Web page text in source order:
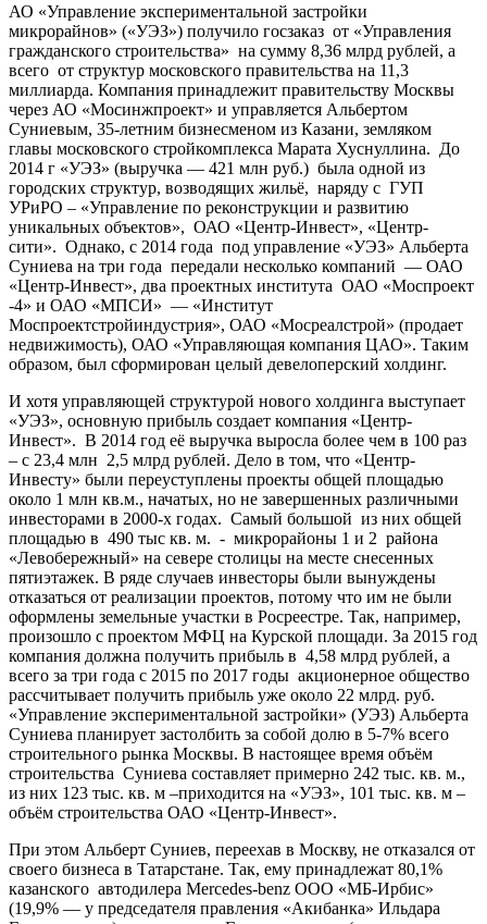
АО «Управление экспериментальной застройки
микрорайнов» («УЭЗ») получило госзаказ от «Управления
гражданского строительства» на сумму 8,36 млрд рублей, а
всего от структур московского правительства на 11,3
миллиарда. Компания принадлежит правительству Москвы
через АО «Мосинжпроект» и управляется Альбертом
Суниевым, 35-летним бизнесменом из Казани, земляком
главы московского стройкомплекса Марата Хуснуллина. До
2014 г «УЭЗ» (выручка — 421 млн руб.) была одной из
городских структур, возводящих жильё, наряду с ГУП
УРиРО – «Управление по реконструкции и развитию
уникальных объектов», ОАО «Центр-Инвест», «Центр-
сити». Однако, с 2014 года под управление «УЭЗ» Альберта
Суниева на три года передали несколько компаний — ОАО
«Центр-Инвест», два проектных института ОАО «Моспроект
-4» и ОАО «МПСИ» — «Институт
Моспроектстройиндустрия», ОАО «Мосреалстрой» (продает
недвижимость), ОАО «Управляющая компания ЦАО». Таким
образом, был сформирован целый девелоперский холдинг.
И хотя управляющей структурой нового холдинга выступает
«УЭЗ», основную прибыль создает компания «Центр-
Инвест». В 2014 год её выручка выросла более чем в 100 раз
– с 23,4 млн 2,5 млрд рублей. Дело в том, что «Центр-
Инвесту» были переуступлены проекты общей площадью
около 1 млн кв.м., начатых, но не завершенных различными
инвесторами в 2000-х годах. Самый большой из них общей
площадью в 490 тыс кв. м. - микрорайоны 1 и 2 района
«Левобережный» на севере столицы на месте снесенных
пятиэтажек. В ряде случаев инвесторы были вынуждены
отказаться от реализации проектов, потому что им не были
оформлены земельные участки в Росреестре. Так, например,
произошло с проектом МФЦ на Курской площади. За 2015 год
компания должна получить прибыль в 4,58 млрд рублей, а
всего за три года с 2015 по 2017 годы акционерное общество
рассчитывает получить прибыль уже около 22 млрд. руб.
«Управление экспериментальной застройки» (УЭЗ) Альберта
Суниева планирует застолбить за собой долю в 5-7% всего
строительного рынка Москвы. В настоящее время объём
строительства Суниева составляет примерно 242 тыс. кв. м.,
из них 123 тыс. кв. м –приходится на «УЭЗ», 101 тыс. кв. м –
объём строительства ОАО «Центр-Инвест».
При этом Альберт Суниев, переехав в Москву, не отказался от
своего бизнеса в Татарстане. Так, ему принадлежат 80,1%
казанского автодилера Mercedes-benz ООО «МБ-Ирбис»
(19,9% — у председателя правления «Акибанка» Ильдара